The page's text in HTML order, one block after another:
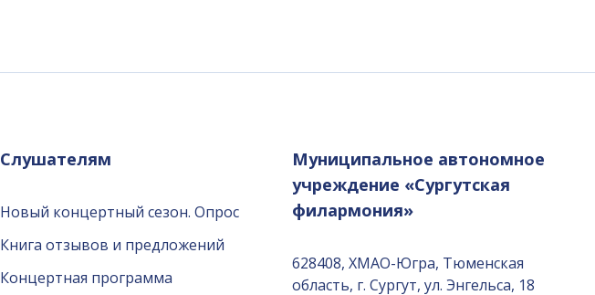
Слушателям
Новый концертный сезон. Опрос
Книга отзывов и предложений
Концертная программа
Муниципальное автономное
учреждение «Сургутская
филармония»
628408, ХМАО-Югра, Тюменская
область, г. Сургут, ул. Энгельса, 18